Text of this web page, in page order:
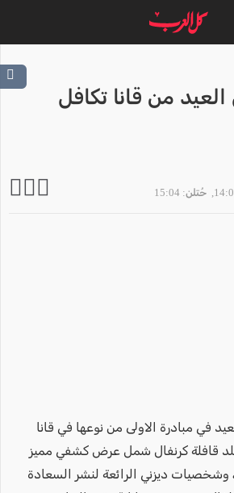
العيد من قانا تكافل
, حُتلن: 15:04
في مبادرة الاولى من نوعها في قانا
قافلة كرنفال شمل عرض كشفي مميز
وشخصيات ديزني الرائعة لنشر السعادة